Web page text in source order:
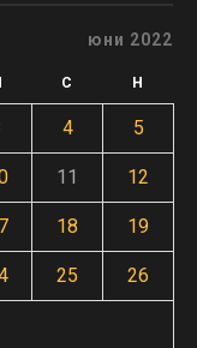
юни 2022
С Н
4 5
11 12
18 19
25 26